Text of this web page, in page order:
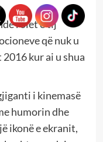
rolet e tij
që nuk u
kur ai u shua
i kinemasë
humorin dhe
ikonë e ekranit,